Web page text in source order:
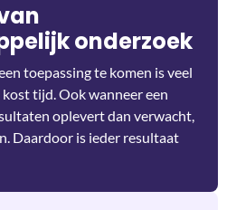
onderzoek
toepassing te komen is veel
tijd. Ook wanneer een
oplevert dan verwacht,
Daardoor is ieder resultaat